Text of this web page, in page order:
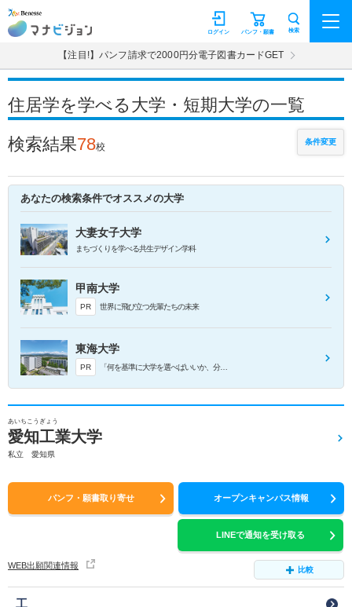
マナビジョン パンフ・願書
ログイン 検索
【注目!】パンフ請求で2000円分電子図書カードGET
住居学を学べる大学・短期大学の一覧
検索結果78校 条件変更
あなたの検索条件でオススメの大学
大妻女子大学
まちづくりを学べる共生デザイン学科
甲南大学
PR 世界に飛び立つ先輩たちの未来
東海大学
PR 「何を基準に大学を選べばいいか、分からない！」というあなたへ。
あいちこうぎょう
愛知工業大学
私立 愛知県
パンフ・願書取り寄せ オープンキャンパス情報
LINEで通知を受け取る
WEB出願関連情報 比較
工